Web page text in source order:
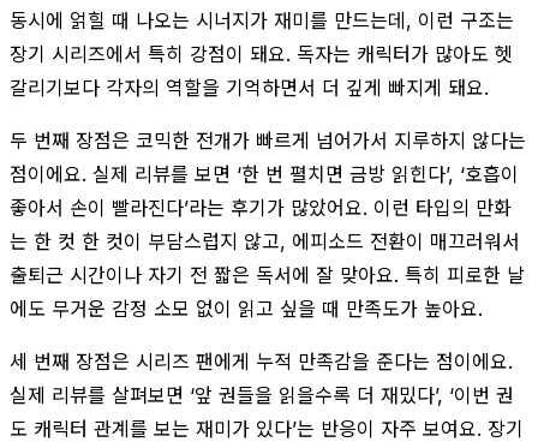
동시에 얽힐 때 나오는 시너지가 재미를 만드는데, 이런 구조는
장기 시리즈에서 특히 강점이 돼요. 독자는 캐릭터가 많아도 헷
갈리기보다 각자의 역할을 기억하면서 더 깊게 빠지게 돼요.
두 번째 장점은 코믹한 전개가 빠르게 넘어가서 지루하지 않다는
점이에요. 실제 리뷰를 보면 ‘한 번 펼치면 금방 읽힌다’, ‘호흡이
좋아서 손이 빨라진다’라는 후기가 많았어요. 이런 타입의 만화
는 한 컷 한 컷이 부담스럽지 않고, 에피소드 전환이 매끄러워서
출퇴근 시간이나 자기 전 짧은 독서에 잘 맞아요. 특히 피로한 날
에도 무거운 감정 소모 없이 읽고 싶을 때 만족도가 높아요.
세 번째 장점은 시리즈 팬에게 누적 만족감을 준다는 점이에요.
실제 리뷰를 살펴보면 ‘앞 권들을 읽을수록 더 재밌다’, ‘이번 권
도 캐릭터 관계를 보는 재미가 있다’는 반응이 자주 보여요. 장기